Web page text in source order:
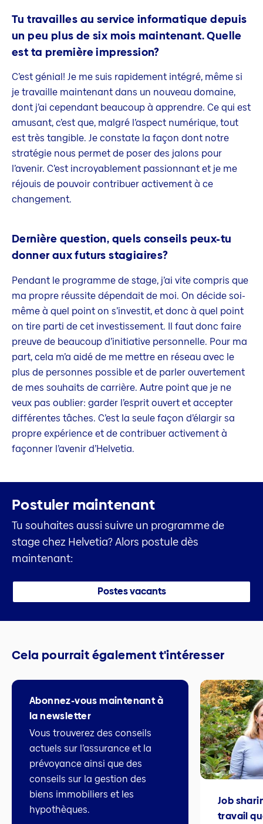
Tu travailles au service informatique depuis
un peu plus de six mois maintenant. Quelle
est ta première impression?
C’est génial! Je me suis rapidement intégré, même si
je travaille maintenant dans un nouveau domaine,
dont j’ai cependant beaucoup à apprendre. Ce qui est
amusant, c’est que, malgré l’aspect numérique, tout
est très tangible. Je constate la façon dont notre
stratégie nous permet de poser des jalons pour
l’avenir. C’est incroyablement passionnant et je me
réjouis de pouvoir contribuer activement à ce
changement.
Dernière question, quels conseils peux-tu
donner aux futurs stagiaires?
Pendant le programme de stage, j’ai vite compris que
ma propre réussite dépendait de moi. On décide soi-
même à quel point on s’investit, et donc à quel point
on tire parti de cet investissement. Il faut donc faire
preuve de beaucoup d’initiative personnelle. Pour ma
part, cela m’a aidé de me mettre en réseau avec le
plus de personnes possible et de parler ouvertement
de mes souhaits de carrière. Autre point que je ne
veux pas oublier: garder l’esprit ouvert et accepter
différentes tâches. C’est la seule façon d’élargir sa
propre expérience et de contribuer activement à
façonner l’avenir d’Helvetia.
Postuler maintenant
Tu souhaites aussi suivre un programme de
stage chez Helvetia? Alors postule dès
maintenant:
Postes vacants
Cela pourrait également t'intéresser
Abonnez-vous maintenant à
la newsletter
Vous trouverez des conseils
actuels sur l’assurance et la
prévoyance ainsi que des
conseils sur la gestion des
biens immobiliers et les
hypothèques.
Job
travail